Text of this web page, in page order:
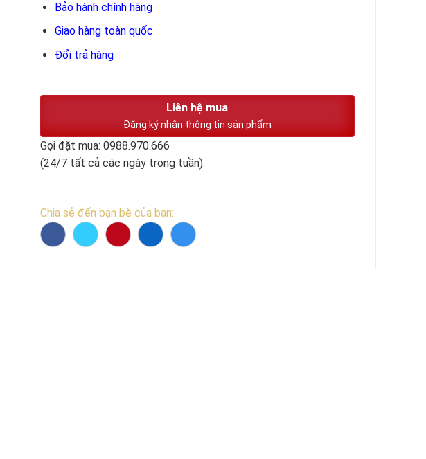
Bảo hành chính hãng
Giao hàng toàn quốc
Đổi trả hàng
Liên hệ mua
Đăng ký nhận thông tin sản phẩm
Gọi đặt mua: 0988.970.666
(24/7 tất cả các ngày trong tuần).
Chia sẻ đến bạn bè của bạn: